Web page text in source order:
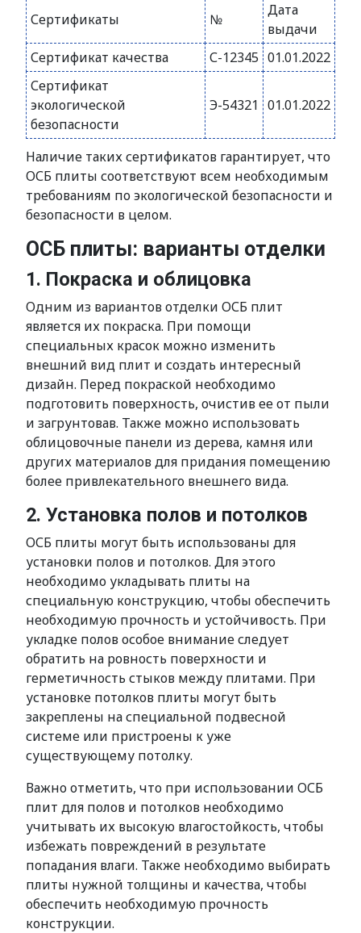
Сертификаты №
Дата
выдачи
Сертификат качества
С-12345 01.01.2022
Сертификат
экологической
безопасности
Э-54321 01.01.2022
Наличие таких сертификатов гарантирует, что
ОСБ плиты соответствуют всем необходимым
требованиям по экологической безопасности и
безопасности в целом.
ОСБ плиты: варианты отделки
1. Покраска и облицовка
Одним из вариантов отделки ОСБ плит
является их покраска. При помощи
специальных красок можно изменить
внешний вид плит и создать интересный
дизайн. Перед покраской необходимо
подготовить поверхность, очистив ее от пыли
и загрунтовав. Также можно использовать
облицовочные панели из дерева, камня или
других материалов для придания помещению
более привлекательного внешнего вида.
2. Установка полов и потолков
ОСБ плиты могут быть использованы для
установки полов и потолков. Для этого
необходимо укладывать плиты на
специальную конструкцию, чтобы обеспечить
необходимую прочность и устойчивость. При
укладке полов особое внимание следует
обратить на ровность поверхности и
герметичность стыков между плитами. При
установке потолков плиты могут быть
закреплены на специальной подвесной
системе или пристроены к уже
существующему потолку.
Важно отметить, что при использовании ОСБ
плит для полов и потолков необходимо
учитывать их высокую влагостойкость, чтобы
избежать повреждений в результате
попадания влаги. Также необходимо выбирать
плиты нужной толщины и качества, чтобы
обеспечить необходимую прочность
конструкции.